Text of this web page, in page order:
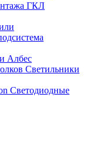
ГКЛ
Албес
Светильники
Светодиодные